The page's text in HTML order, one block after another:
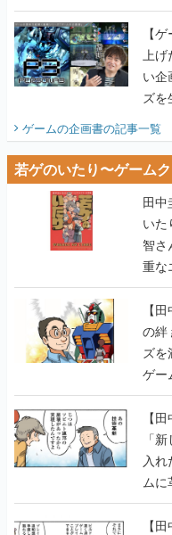
画書
【
上
い企
ズ
ゲームの企画書の記事一覧
若ゲのいたり〜ゲーム
田中
いた
智さ
重な
【
の絆
ズを
ゲー
【若
【
「
入
ム
のい
【